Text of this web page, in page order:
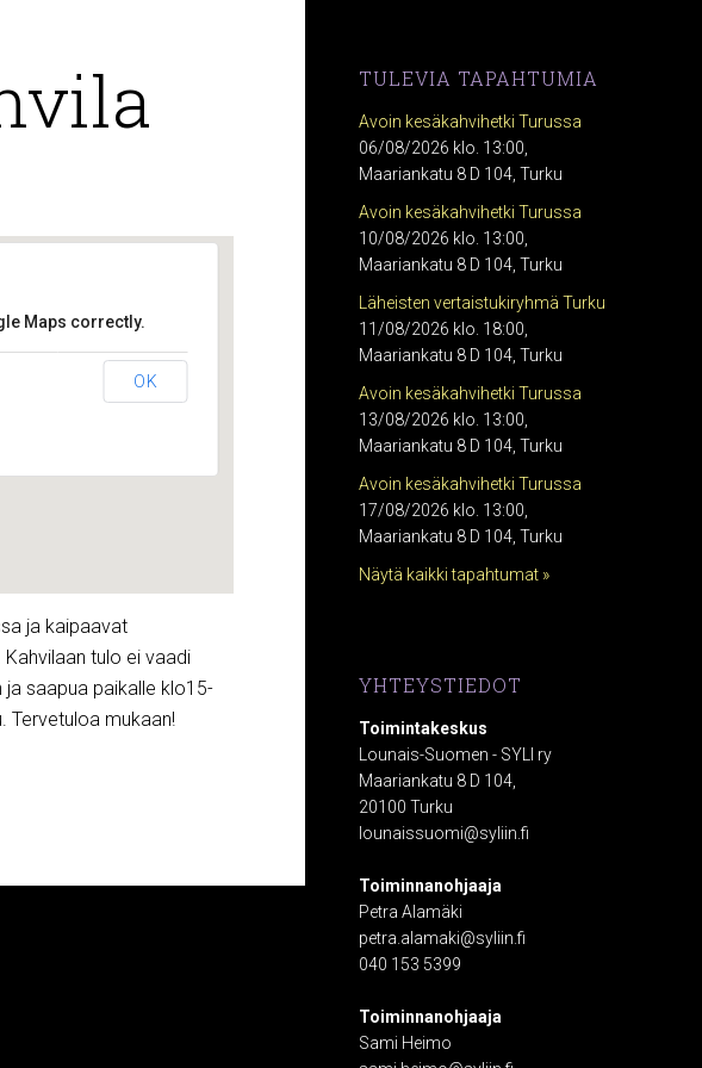
ry
Maps correctly.
OK
ja kaipaavat
tulo ei vaadi
saapua paikalle klo15-
Tervetuloa mukaan!
TULEVIA TAPAHTUMIA
Avoin kesäkahvihetki Turussa
06/08/2026 klo. 13:00,
Maariankatu 8 D 104, Turku
Avoin kesäkahvihetki Turussa
10/08/2026 klo. 13:00,
Maariankatu 8 D 104, Turku
Läheisten vertaistukiryhmä Turku
11/08/2026 klo. 18:00,
Maariankatu 8 D 104, Turku
Avoin kesäkahvihetki Turussa
13/08/2026 klo. 13:00,
Maariankatu 8 D 104, Turku
Avoin kesäkahvihetki Turussa
17/08/2026 klo. 13:00,
Maariankatu 8 D 104, Turku
Näytä kaikki tapahtumat »
YHTEYSTIEDOT
Toimintakeskus
Lounais-Suomen - SYLI ry
Maariankatu 8 D 104,
20100 Turku
lounaissuomi@syliin.fi
Toiminnanohjaaja
Petra Alamäki
petra.alamaki@syliin.fi
040 153 5399
Toiminnanohjaaja
Sami Heimo